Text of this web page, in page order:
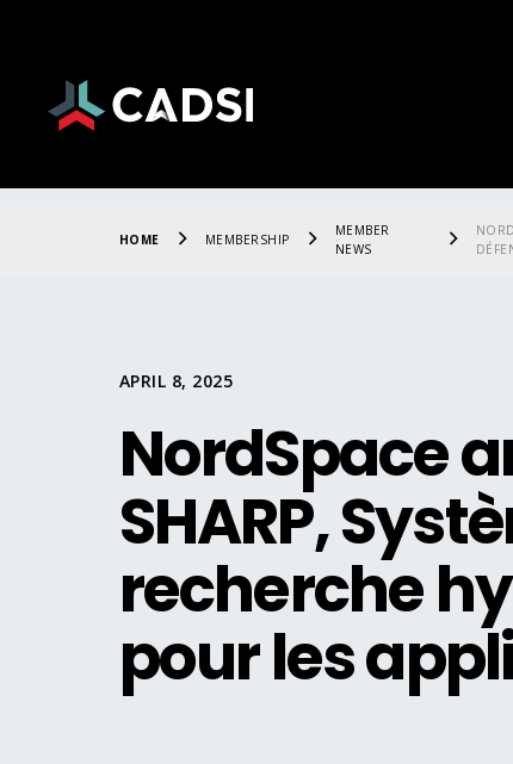
HOME MEMBERSHIP
MEMBER
NEWS
APRIL 8, 2025
NordSpace
SHARP,
recherche
pour les